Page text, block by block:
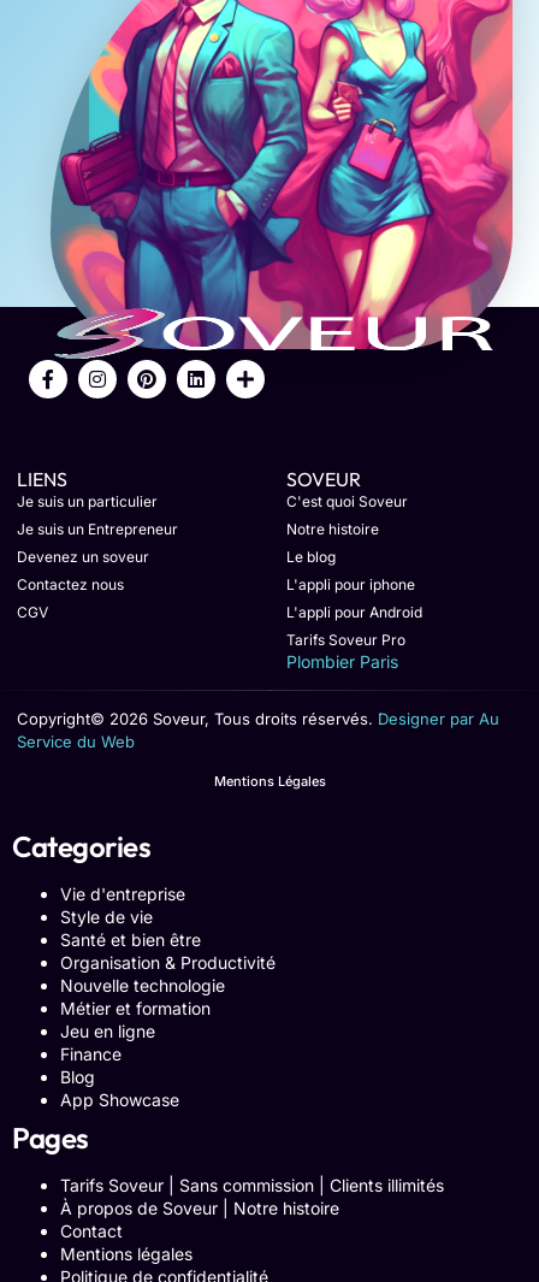
LIENS
Je suis un particulier
Je suis un Entrepreneur
Devenez un soveur
Contactez nous
CGV
SOVEUR
C'est quoi Soveur
Notre histoire
Le blog
L'appli pour iphone
L'appli pour Android
Tarifs Soveur Pro
Plombier Paris
Copyright© 2026 Soveur, Tous droits réservés. Designer par Au
Service du Web
Mentions Légales
Categories
Vie d'entreprise
Style de vie
Santé et bien être
Organisation & Productivité
Nouvelle technologie
Métier et formation
Jeu en ligne
Finance
Blog
App Showcase
Pages
Tarifs Soveur | Sans commission | Clients illimités
À propos de Soveur | Notre histoire
Contact
Mentions légales
Politique de confidentialité